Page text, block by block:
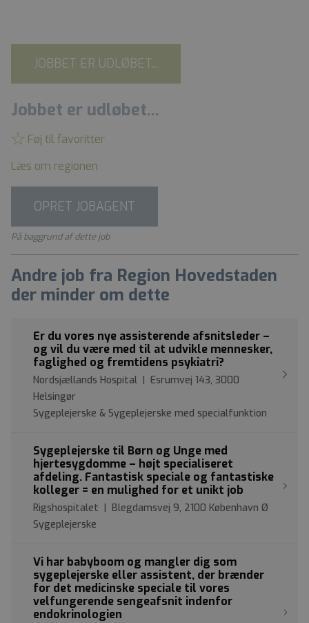
JOBBET ER UDLØBET...
Jobbet er udløbet...
Føj til favoritter
Læs om regionen
OPRET JOBAGENT
På baggrund af dette job
Andre job fra Region Hovedstaden
der minder om dette
Er du vores nye assisterende afsnitsleder –
og vil du være med til at udvikle mennesker,
faglighed og fremtidens psykiatri?
Nordsjællands Hospital | Esrumvej 143, 3000
Helsingør
Sygeplejerske & Sygeplejerske med specialfunktion
Sygeplejerske til Børn og Unge med
hjertesygdomme – højt specialiseret
afdeling. Fantastisk speciale og fantastiske
kolleger = en mulighed for et unikt job
Rigshospitalet | Blegdamsvej 9, 2100 København Ø
Sygeplejerske
Vi har babyboom og mangler dig som
sygeplejerske eller assistent, der brænder
for det medicinske speciale til vores
velfungerende sengeafsnit indenfor
endokrinologien